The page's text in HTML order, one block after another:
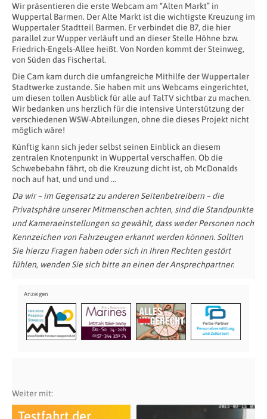
Wir präsentieren die erste Webcam am “Alten Markt” in
Wuppertal Barmen. Der Alte Markt ist die wichtigste Kreuzung im
Wuppertaler Stadtteil Barmen. Er verbindet die B7, die hier
parallel zur Wupper verläuft und an dieser Stelle Höhne bzw.
Friedrich-Engels-Allee heißt. Von Norden kommt der Steinweg,
von Süden das Fischertal.
Die Cam kam durch die umfangreiche Mithilfe derWuppertaler
Stadtwerke zustande. Sie haben mit uns Webcams eingerichtet,
um diesen tollen Ausblick für alle auf TalTV sichtbar zu machen.
Wir bedanken uns herzlich für die intensive Unterstützung der
verschiedenen WSW-Abteilungen, ohne die dieses Projekt nicht
möglich wäre!
Künftig kann sich jeder selbst seinen Einblick an diesem
zentralen Knotenpunkt in Wuppertal verschaffen. Ob die
Schwebebahn fährt, ob die Kreuzung dicht ist, ob McDonalds
noch auf hat, und und und …
Da wir – im Gegensatz zu anderen Seitenbetreibern – die
Privatsphäre unserer Mitmenschen achten, sind die Standpunkte
und Kameraeinstellungen so gewählt, dass weder Personen noch
Kennzeichen von Fahrzeugen erkannt werden können. Sollten
Sie hierzu Fragen haben oder sich in Ihren Rechten gestört
fühlen, wenden Sie sich bitte an einen der Ansprechpartner.
Weiter mit: